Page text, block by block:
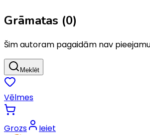
Grāmatas (0)
Šim autoram pagaidām nav
Meklēt
Vēlmes
Grozs Ieiet